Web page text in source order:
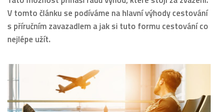
V tomto článku se podíváme na hlavní výhody cestování
s příručním zavazadlem a jak si tuto formu cestování co
nejlépe užít.